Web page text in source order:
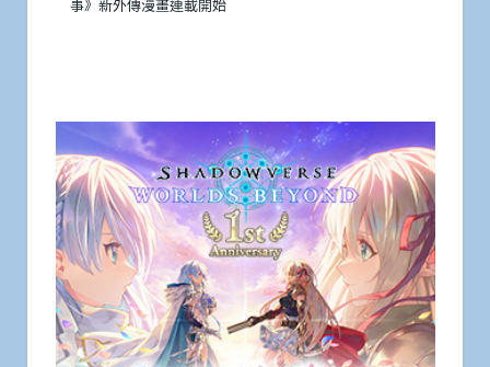
事》新外傳漫畫連載開始